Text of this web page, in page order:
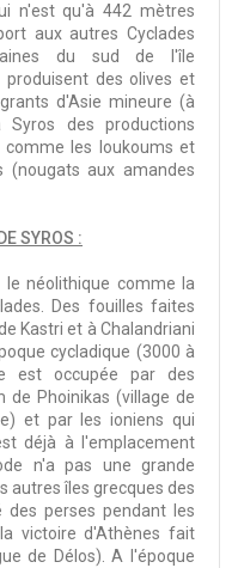
n'est qu'à 442 mètres
aux autres Cyclades
du sud de l'île
des olives et
d'Asie mineure (à
des productions
les loukoums et
(nougats aux amandes
SYROS :
le néolithique comme la
Des fouilles faites
Kastri et à Chalandriani
cycladique (3000 à
est occupée par des
de Phoinikas (village de
et par les ioniens qui
déjà à l'emplacement
n'a pas une grande
autres îles grecques des
des perses pendant les
victoire d'Athènes fait
de Délos). A l'époque